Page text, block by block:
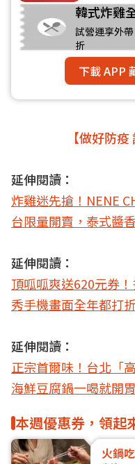
韓式炸雞
試營運享外
折
下載 APP
【做好防
延伸閱讀：
炸雞迷先搶！NENE
台限量開賣，泰式醬
延伸閱讀：
頂呱呱爽送620元券
秀手機畫面全年都打
延伸閱讀：
正宗首爾味！台北「
海鮮豆腐鍋一喝就開胃
本週優惠券，領起
火鍋